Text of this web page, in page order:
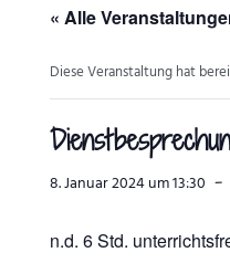
« Alle
Diese Veranstaltung hat
8. Januar 2024 um 13:30 -
n.d. 6 Std.